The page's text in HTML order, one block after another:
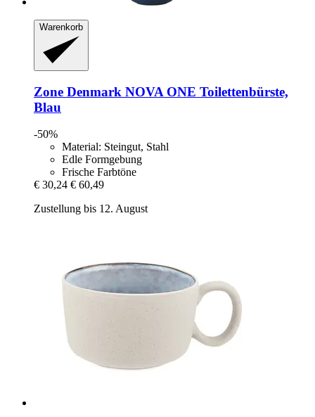
Warenkorb
Zone Denmark NOVA ONE Toilettenbürste,
Blau
-50%
Material: Steingut, Stahl
Edle Formgebung
Frische Farbtöne
€ 30,24 € 60,49
Zustellung bis 12. August